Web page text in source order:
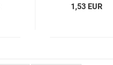
1,53 EUR